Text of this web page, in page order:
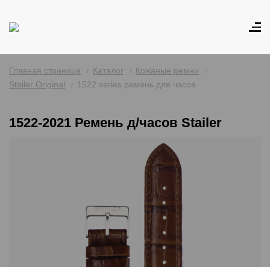
Главная страница Каталог
Кожаные ремни
Stailer Original
1522 series ремень для часов
1522-2021 Ремень д/часов Stailer